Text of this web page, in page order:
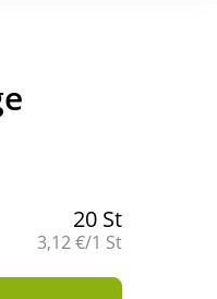
20 St
Grundpreis:
3,12 €/1 St